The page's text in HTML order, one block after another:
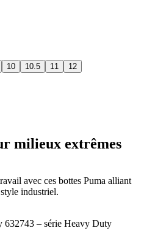
10 10.5 11 12
milieux extrêmes
avec ces bottes Puma alliant
industriel.
632743 – série Heavy Duty